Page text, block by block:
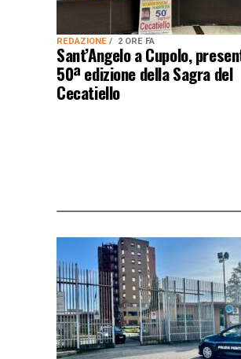
REDAZIONE 2 ORE FA
Sant’Angelo a Cupolo,
50ª edizione della Sagra del
Cecatiello